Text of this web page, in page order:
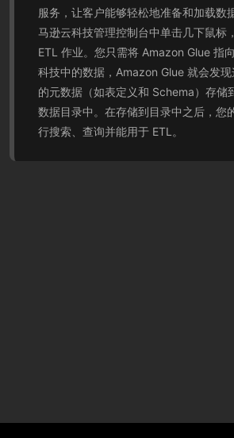
服务，让客户能够轻松地准备和加载数
马逊云科技管理控制台中单击几下鼠标
ETL 作业。您只需将 Amazon Glue 指
科技中的数据，Amazon Glue 就会发
的元数据（如表定义和 Schema）存储
数据目录中。在存储到目录中之后，您
行搜索、查询并能用于 ETL。